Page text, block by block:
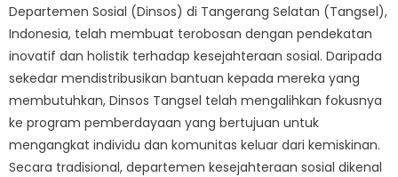
Departemen Sosial (Dinsos) di Tangerang Selatan (Tangsel),
Indonesia, telah membuat terobosan dengan pendekatan
inovatif dan holistik terhadap kesejahteraan sosial. Daripada
sekedar mendistribusikan bantuan kepada mereka yang
membutuhkan, Dinsos Tangsel telah mengalihkan fokusnya
ke program pemberdayaan yang bertujuan untuk
mengangkat individu dan komunitas keluar dari kemiskinan.
Secara tradisional, departemen kesejahteraan sosial dikenal